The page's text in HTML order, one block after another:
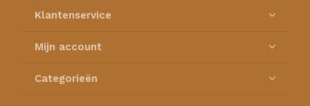
Klantenservice
Mijn account
Categorieën